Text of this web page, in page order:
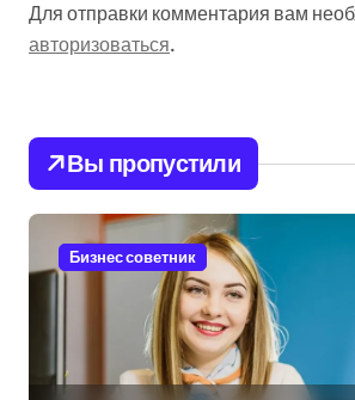
Для отправки комментария вам
авторизоваться.
Вы пропустили
Бизнес советник